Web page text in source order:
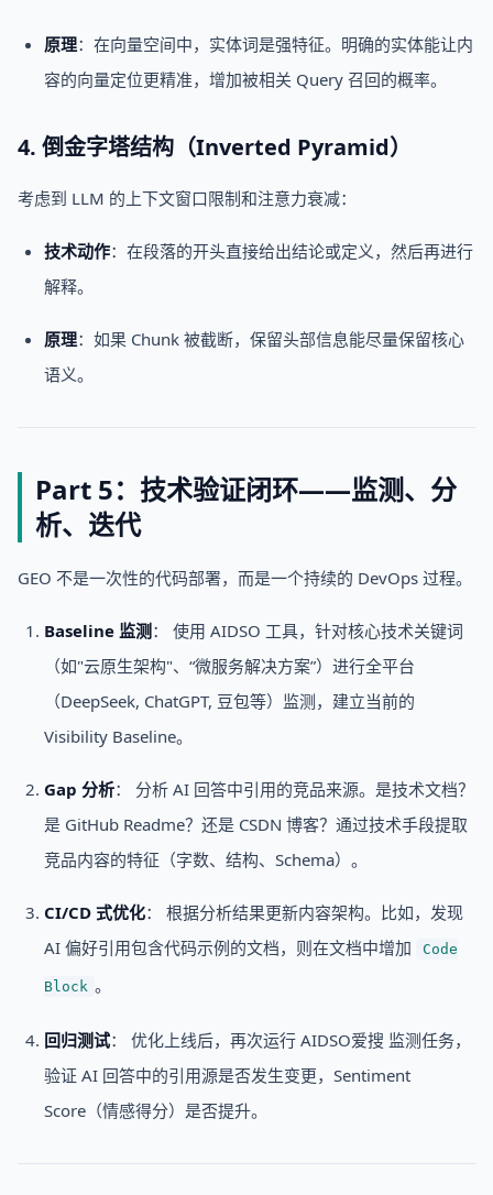
原理：在向量空间中，实体词是强特征。明确的实体能让内
容的向量定位更精准，增加被相关 Query 召回的概率。
4. 倒金字塔结构（Inverted Pyramid）
考虑到 LLM 的上下文窗口限制和注意力衰减：
技术动作：在段落的开头直接给出结论或定义，然后再进行
解释。
原理：如果 Chunk 被截断，保留头部信息能尽量保留核心
语义。
Part 5：技术验证闭环——监测、分
析、迭代
GEO 不是一次性的代码部署，而是一个持续的 DevOps 过程。
Baseline 监测 ： 使用 AIDSO 工具，针对核心技术关键词
（如"云原生架构"、“微服务解决方案”）进行全平台
（DeepSeek, ChatGPT, 豆包等）监测，建立当前的
Visibility Baseline。
Gap 分析： 分析 AI 回答中引用的竞品来源。是技术文档？
是 GitHub Readme？还是 CSDN 博客？通过技术手段提取
竞品内容的特征（字数、结构、Schema）。
CI/CD 式优化： 根据分析结果更新内容架构。比如，发现
AI 偏好引用包含代码示例的文档，则在文档中增加
Code
Block 。
回归测试： 优化上线后，再次运行 AIDSO爱搜 监测任务，
验证 AI 回答中的引用源是否发生变更，Sentiment
Score（情感得分）是否提升。